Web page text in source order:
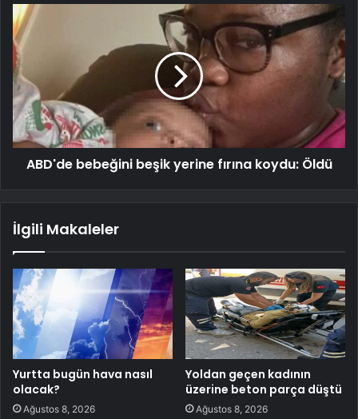
ABD'de bebeğini beşik yerine fırına koydu: Öldü
İlgili Makaleler
Yurtta bugün hava nasıl
olacak?
Ağustos 8, 2026
Yoldan geçen kadının
üzerine beton parça düştü
Ağustos 8, 2026